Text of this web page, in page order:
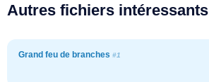
Autres fichiers intéressants
Grand feu de branches #1